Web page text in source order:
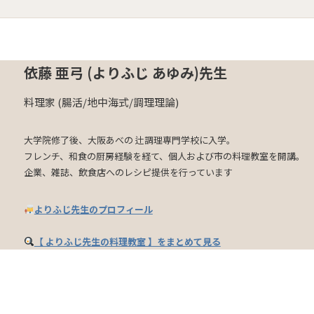
依藤 亜弓 (よりふじ あゆみ)先生
料理家 (腸活/地中海式/調理理論)
大学院修了後、大阪あべの 辻調理専門学校に入学。
フレンチ、和食の厨房経験を経て、個人および市の料理教室を開講。
企業、雑誌、飲食店へのレシピ提供を行っています
よりふじ先生のプロフィール
【 よりふじ先生の料理教室 】をまとめて見る